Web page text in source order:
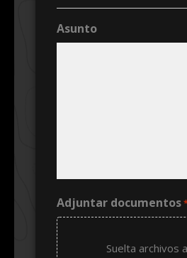
Asunto
Adjuntar documentos
Suelta archivos